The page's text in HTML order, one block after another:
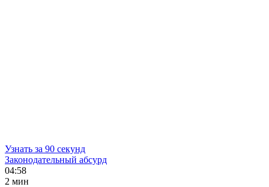
Узнать за 90 секунд
Законодательный абсурд
04:58
2 мин